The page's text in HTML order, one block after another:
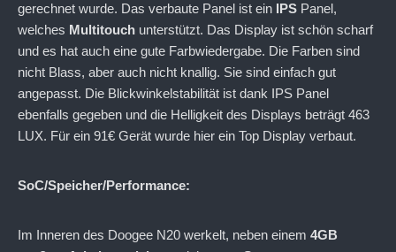
gerechnet wurde. Das verbaute Panel ist ein IPS Panel,
welches Multitouch unterstützt. Das Display ist schön scharf
und es hat auch eine gute Farbwiedergabe. Die Farben sind
nicht Blass, aber auch nicht knallig. Sie sind einfach gut
angepasst. Die Blickwinkelstabilität ist dank IPS Panel
ebenfalls gegeben und die Helligkeit des Displays beträgt 463
LUX. Für ein 91€ Gerät wurde hier ein Top Display verbaut.
SoC/Speicher/Performance:
Im Inneren des Doogee N20 werkelt, neben einem 4GB